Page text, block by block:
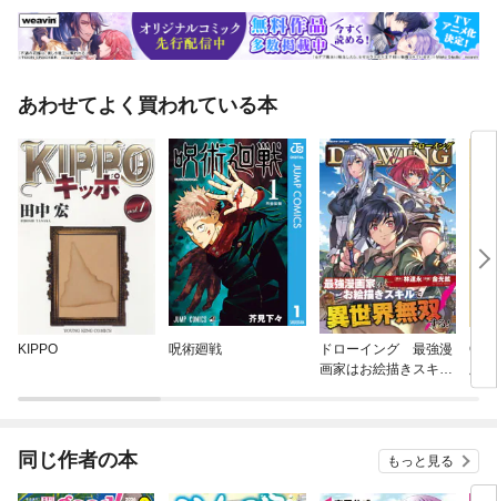
あわせてよく買われている本
KIPPO 呪術廻戦
ドローイング 最強漫
画家はお絵描きスキル
版
同じ作者の本 もっと見る